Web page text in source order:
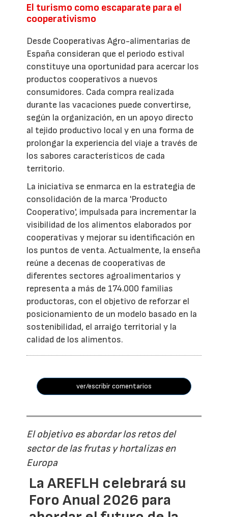
El turismo como escaparate para el
cooperativismo
Desde Cooperativas Agro-alimentarias de
España consideran que el periodo estival
constituye una oportunidad para acercar los
productos cooperativos a nuevos
consumidores. Cada compra realizada
durante las vacaciones puede convertirse,
según la organización, en un apoyo directo
al tejido productivo local y en una forma de
prolongar la experiencia del viaje a través de
los sabores característicos de cada
territorio.
La iniciativa se enmarca en la estrategia de
consolidación de la marca 'Producto
Cooperativo', impulsada para incrementar la
visibilidad de los alimentos elaborados por
cooperativas y mejorar su identificación en
los puntos de venta. Actualmente, la enseña
reúne a decenas de cooperativas de
diferentes sectores agroalimentarios y
representa a más de 174.000 familias
productoras, con el objetivo de reforzar el
posicionamiento de un modelo basado en la
sostenibilidad, el arraigo territorial y la
calidad de los alimentos.
ver/escribir comentarios
El objetivo es abordar los retos del
sector de las frutas y hortalizas en
Europa
La AREFLH celebrará su
Foro Anual 2026 para